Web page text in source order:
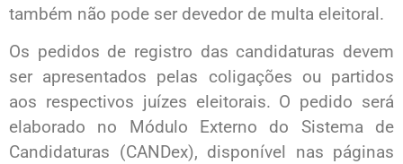
também não pode ser devedor de multa eleitoral.
Os pedidos de registro das candidaturas devem
ser apresentados pelas coligações ou partidos
aos respectivos juízes eleitorais. O pedido será
elaborado no Módulo Externo do Sistema de
Candidaturas (CANDex), disponível nas páginas